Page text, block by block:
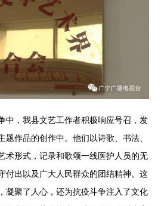
中，我县文艺工作者积极响应号召，发
题作品的创作中。他们以诗歌、书法、
术形式，记录和歌颂一线医护人员的无
付出以及广大人民群众的团结精神。这
凝聚了人心，还为抗疫斗争注入了文化